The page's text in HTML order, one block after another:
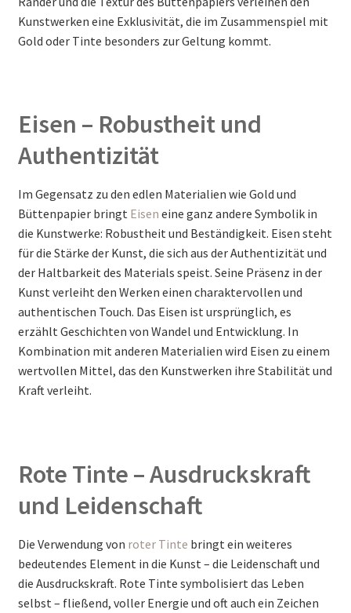
Kunstwerken eine Exklusivität, die im Zusammenspiel mit
Gold oder Tinte besonders zur Geltung kommt.
Eisen – Robustheit und
Authentizität
Im Gegensatz zu den edlen Materialien wie Gold und
Büttenpapier bringt Eisen eine ganz andere Symbolik in
die Kunstwerke: Robustheit und Beständigkeit. Eisen steht
für die Stärke der Kunst, die sich aus der Authentizität und
der Haltbarkeit des Materials speist. Seine Präsenz in der
Kunst verleiht den Werken einen charaktervollen und
authentischen Touch. Das Eisen ist ursprünglich, es
erzählt Geschichten von Wandel und Entwicklung. In
Kombination mit anderen Materialien wird Eisen zu einem
wertvollen Mittel, das den Kunstwerken ihre Stabilität und
Kraft verleiht.
Rote Tinte – Ausdruckskraft
und Leidenschaft
Die Verwendung von roter Tinte bringt ein weiteres
bedeutendes Element in die Kunst – die Leidenschaft und
die Ausdruckskraft. Rote Tinte symbolisiert das Leben
selbst – fließend, voller Energie und oft auch ein Zeichen